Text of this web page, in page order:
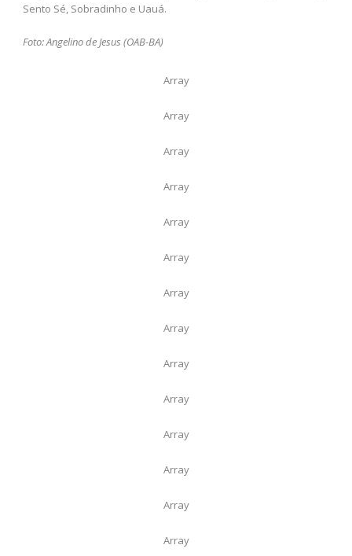
Sento Sé, Sobradinho e Uauá.
Foto: Angelino de Jesus (OAB-BA)
Array
Array
Array
Array
Array
Array
Array
Array
Array
Array
Array
Array
Array
Array